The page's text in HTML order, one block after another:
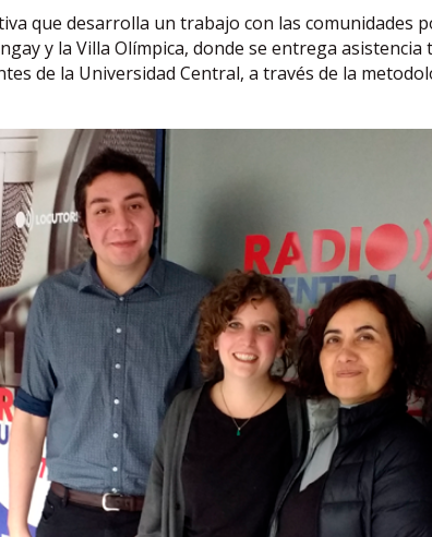
que desarrolla un trabajo con las comunidades
y la Villa Olímpica, donde se entrega asistencia
de la Universidad Central, a través de la